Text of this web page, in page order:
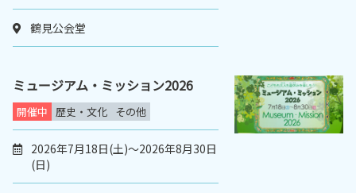
鶴見公会堂
ミュージアム・ミッション2026
開催中 歴史・文化 その他
2026年7月18日(土)～2026年8月30日
(日)